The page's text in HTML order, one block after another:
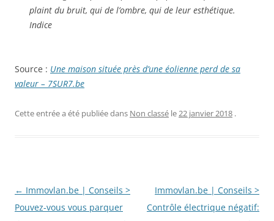
plaint du bruit, qui de l’ombre, qui de leur esthétique.
Indice
Source : Une maison située près d’une éolienne perd de sa
valeur – 7SUR7.be
Cette entrée a été publiée dans Non classé le22 janvier 2018 .
Navigation
des
← Immovlan.be | Conseils >
Pouvez-vous vous parquer
Immovlan.be | Conseils >
Contrôle électrique négatif: